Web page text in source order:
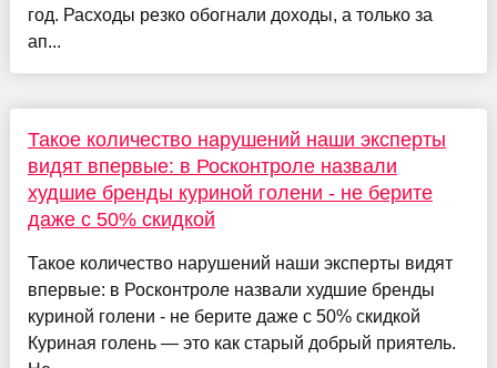
год. Расходы резко обогнали доходы, а только за
ап...
Такое количество нарушений наши эксперты
видят впервые: в Росконтроле назвали
худшие бренды куриной голени - не берите
даже с 50% скидкой
Такое количество нарушений наши эксперты видят
впервые: в Росконтроле назвали худшие бренды
куриной голени - не берите даже с 50% скидкой
Куриная голень — это как старый добрый приятель.